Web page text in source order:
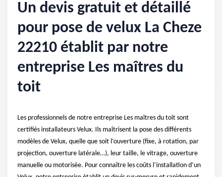
Un devis gratuit et détaillé
pour pose de velux La Cheze
22210 établit par notre
entreprise Les maîtres du
toit
Les professionnels de notre entreprise Les maîtres du toit sont
certifiés installateurs Velux. Ils maîtrisent la pose des différents
modèles de Velux, quelle que soit l’ouverture (fixe, à rotation, par
projection, ouverture latérale…), leur taille, le vitrage, ouverture
manuelle ou motorisée. Pour connaître les coûts l’installation d’un